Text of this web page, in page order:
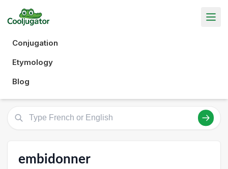
Conjugation
Etymology
Blog
embidonner